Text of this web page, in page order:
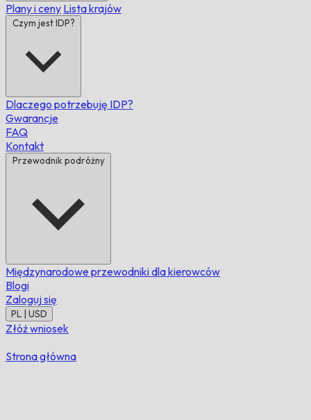
Plany i ceny Lista krajów
Czym jest IDP?
Dlaczego potrzebuję IDP?
Gwarancje
FAQ
Kontakt
Przewodnik podróżny
Międzynarodowe przewodniki dla kierowców
Blogi
Zaloguj się
PL | USD
Złóż wniosek
Strona główna